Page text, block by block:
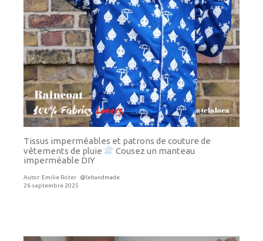
Tissus imperméables et patrons de couture de
vêtements de pluie
Cousez un manteau
imperméable DIY
Autor: Emilie Roter · @lehandmade
26 septembre 2025